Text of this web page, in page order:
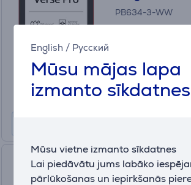
English / Русский
Mūsu mājas lapa
izmanto sīkdatnes
Mūsu vietne izmanto sīkdatnes
Lai piedāvātu jums labāko
pārlūkošanas un iepirkšanās
PB634-3-WW
Ir noliktavā
199.99 €
10 mēneši 22 €
PocketBook
pelēka - E-